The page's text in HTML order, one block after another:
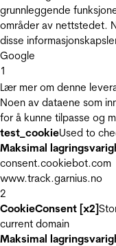
grunnleggende
områder av nettstedet.
disse
Google
1
Lær mer om denne
Noen av dataene som
for å kunne tilpasse og
test_cookieUsed to
Maksimal
consent.cookiebot.com
www.track.garnius.no
2
CookieConsent [x2]
current domain
Maksimal